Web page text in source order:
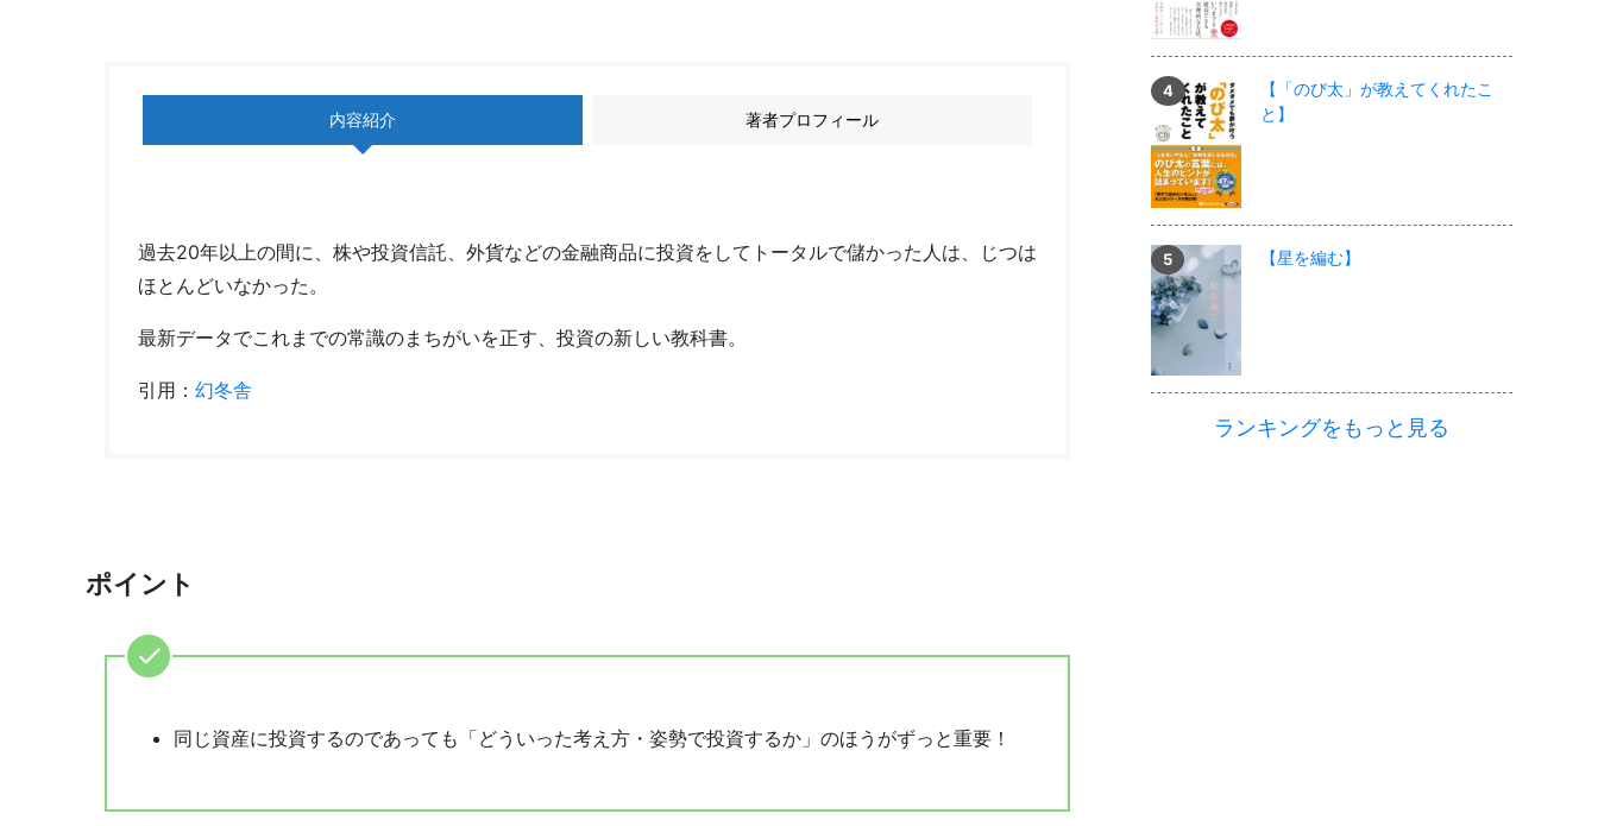
内容紹介 著者プロフィール
過去20年以上の間に、株や投資信託、外貨などの金融商品に投資をしてトータルで儲かった人は、じつは
ほとんどいなかった。
最新データでこれまでの常識のまちがいを正す、投資の新しい教科書。
引用： 幻冬舎
ポイント
同じ資産に投資するのであっても「どういった考え方・姿勢で投資するか」のほうがずっと重要！
【「のび太」が教えてくれたこ
と】
【星を編む】
ランキングをもっと見る